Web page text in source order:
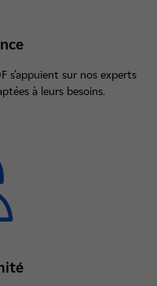
s’appuient sur nos experts
à leurs besoins.